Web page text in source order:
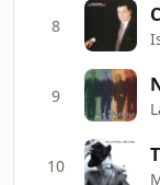
8
9
10